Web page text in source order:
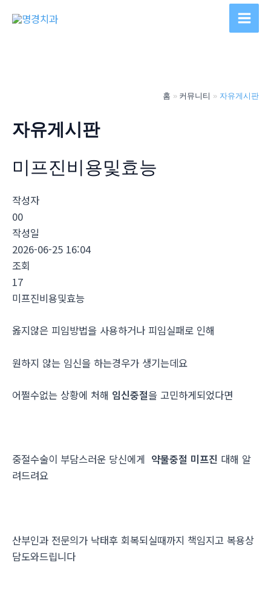
Main
홈 커뮤니티 자유게시판
자유게시판
미프진비용및효능
작성자
00
작성일
2026-06-25 16:04
조회
17
미프진비용및효능
옳지않은 피임방법을 사용하거나 피임실패로 인해
원하지 않는 임신을 하는경우가 생기는데요
어쩔수없는 상황에 처해 임신중절을 고민하게되었다면
중절수술이 부담스러운 당신에게 약물중절 미프진 대해 알
려드려요
산부인과 전문의가 낙태후 회복되실때까지 책임지고 복용상
담도와드립니다